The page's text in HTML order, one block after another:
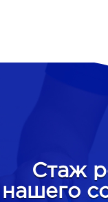
Стаж
нашего